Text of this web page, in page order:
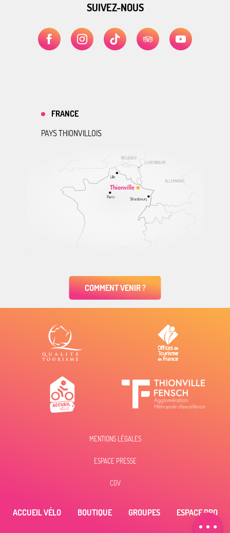
Contacter par
SUIVEZ-NOUS
ALLEMAGNE
BELGIQUE
LUXEMBOURG
Thionville
Lille
Paris Strasbourg
FRANCE
PAYS THIONVILLOIS
COMMENT VENIR ?
MENTIONS LÉGALES
ESPACE PRESSE
CGV
ACCUEIL VÉLO BOUTIQUE GROUPES ESPACE PRO